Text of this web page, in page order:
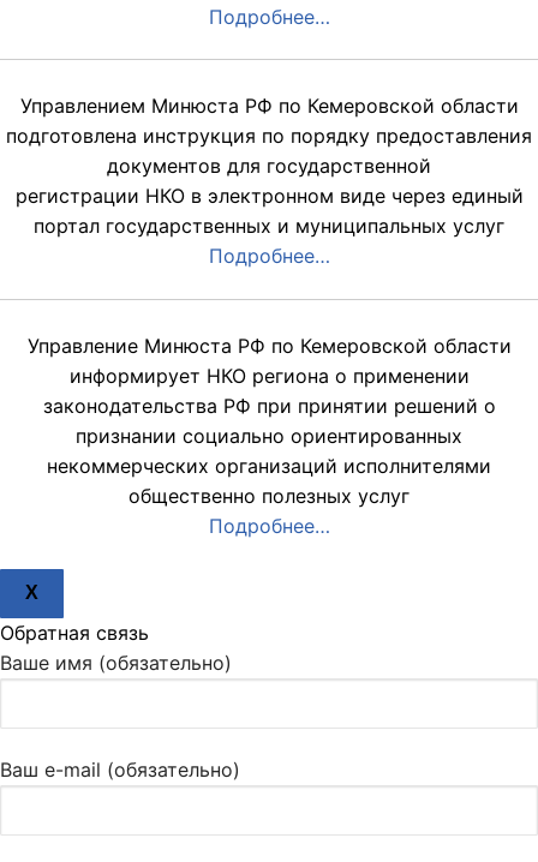
Подробнее…
Управлением Минюста РФ по Кемеровской области
подготовлена инструкция по порядку предоставления
документов для государственной
регистрации НКО в электронном виде через единый
портал государственных и муниципальных услуг
Подробнее…
Управление Минюста РФ по Кемеровской области
информирует НКО региона о применении
законодательства РФ при принятии решений о
признании социально ориентированных
некоммерческих организаций исполнителями
общественно полезных услуг
Подробнее…
X
Обратная связь
Ваше имя (обязательно)
Ваш e-mail (обязательно)